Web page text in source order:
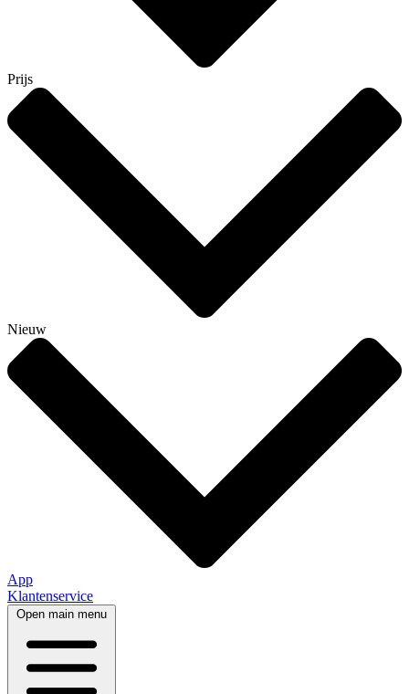
Prijs
Nieuw
App
Klantenservice
Open main menu